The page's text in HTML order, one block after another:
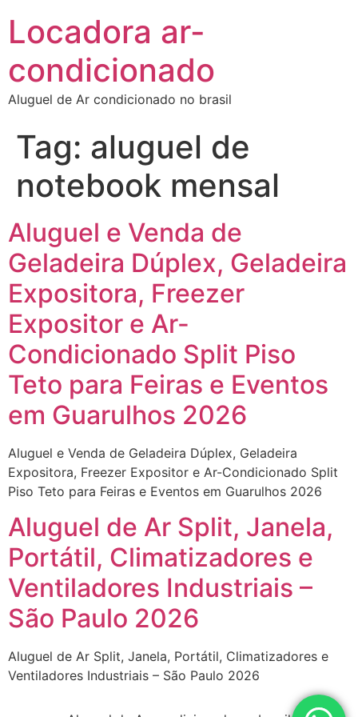
Locadora ar-
condicionado
Aluguel de Ar condicionado no brasil
Tag: aluguel de
notebook mensal
Aluguel e Venda de
Geladeira Dúplex, Geladeira
Expositora, Freezer
Expositor e Ar-
Condicionado Split Piso
Teto para Feiras e Eventos
em Guarulhos 2026
Aluguel e Venda de Geladeira Dúplex, Geladeira
Expositora, Freezer Expositor e Ar-Condicionado Split
Piso Teto para Feiras e Eventos em Guarulhos 2026
Aluguel de Ar Split, Janela,
Portátil, Climatizadores e
Ventiladores Industriais –
São Paulo 2026
Aluguel de Ar Split, Janela, Portátil, Climatizadores e
Ventiladores Industriais – São Paulo 2026